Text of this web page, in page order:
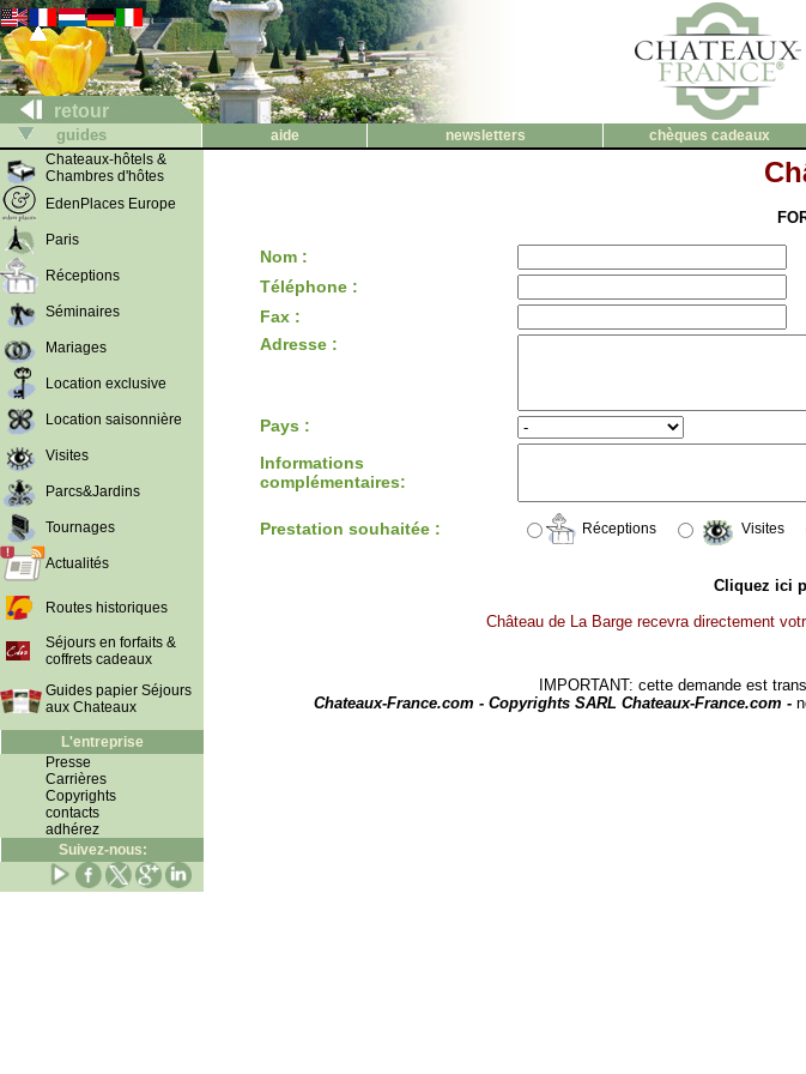
retour
guides aide newsletters chèques cadeaux
Chateaux-hôtels &
Chambres d'hôtes
EdenPlaces Europe
Paris
Réceptions
Séminaires
Mariages
Location exclusive
Location saisonnière
Visites
Parcs&Jardins
Tournages
Actualités
Routes historiques
Séjours en forfaits &
coffrets cadeaux
Guides papier Séjours
aux Chateaux
L'entreprise
Presse
Carrières
Copyrights
contacts
adhérez
Suivez-nous:
Nom :
Téléphone :
Fax :
Adresse :
Pays :
Informations
complémentaires:
Prestation souhaitée : Réceptions Visites
Cliquez ici
Château de La Barge recevra directement
IMPORTANT: cette demande est
Chateaux-France.com - Copyrights SARL Chateaux-France.com -